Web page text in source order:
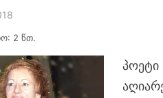
2 წთ.